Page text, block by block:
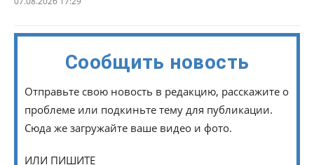
Сообщить новость
Отправьте свою новость в редакцию, расскажите о
проблеме или подкиньте тему для публикации.
Сюда же загружайте ваше видео и фото.
ИЛИ ПИШИТЕ